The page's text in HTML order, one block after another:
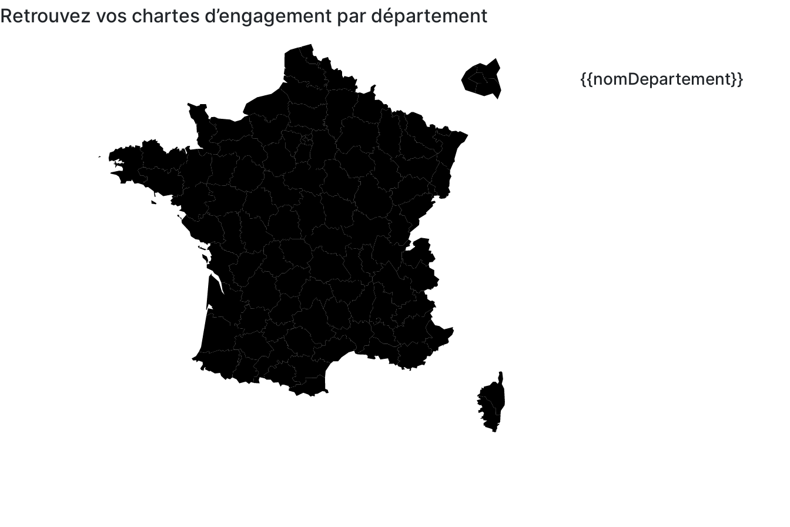
Retrouvez vos chartes d’engagement par département
{{nomDepartement}}